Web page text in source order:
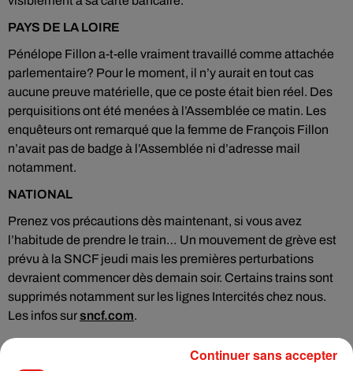
PAYS DE LA LOIRE
Pénélope Fillon a-t-elle vraiment travaillé comme attachée
parlementaire? Pour le moment, il n’y aurait en tout cas
aucune preuve matérielle, que ce poste était bien réel. Des
perquisitions ont été menées à l’Assemblée ce matin. Les
enquêteurs ont remarqué que la femme de François Fillon
n’avait pas de badge à l’Assemblée ni d’adresse mail
notamment.
NATIONAL
Prenez vos précautions dès maintenant, si vous avez
l’habitude de prendre le train… Un mouvement de grève est
prévu à la SNCF jeudi mais les premières perturbations
devraient commencer dès demain soir. Certains trains sont
supprimés notamment sur les lignes Intercités chez nous.
Les infos sursncf.com.
Continuer sans accepter